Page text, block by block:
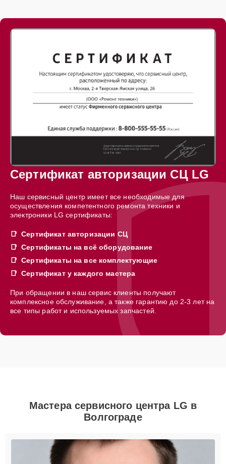
Сертификат авторизации СЦ LG
Наш сервисный центр имеет все необходимые для
осуществления компетентного ремонта техники и
электроники LG сертификаты:
Сертификат авторизации СЦ
Сертификаты на всё оборудование
Сертификаты на все комплектующие
Сертификат у каждого мастера
При обращении в наш сервис клиенты получают
комплексное обслуживание, а также гарантию до 2-3 лет на
все типы работ и используемых запчастей.
Мастера сервисного центра LG в
Волгограде